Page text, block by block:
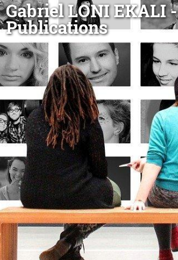
Gabriel LONI EKALI -
Publications